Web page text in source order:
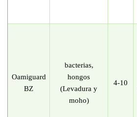
Oamiguard
BZ
bacterias,
hongos
(Levadura y
moho)
4-10